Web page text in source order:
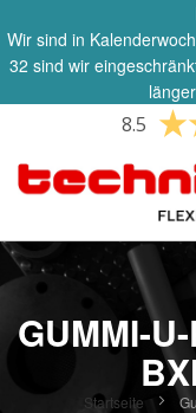
Wir sind in
32 sind wir
8.5
GUMMI-
Startseite